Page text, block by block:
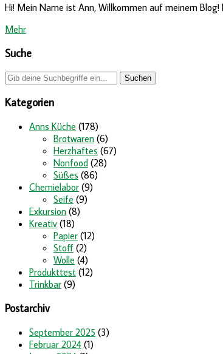
Hi! Mein Name ist Ann, Willkommen auf meinem
Mehr
Suche
Kategorien
Anns Küche (178)
Brotwaren (6)
Herzhaftes (67)
Nonfood (28)
Süßes (86)
Chemielabor (9)
Seife (9)
Exkursion (8)
Kreativ (18)
Papier (12)
Stoff (2)
Wolle (4)
Produkttest (12)
Trinkbar (9)
Postarchiv
September 2025 (3)
Februar 2024 (1)